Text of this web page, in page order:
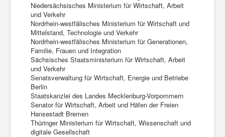
Niedersächsisches Ministerium für Wirtschaft, Arbeit
und Verkehr
Nordrhein-westfälisches Ministerium für Wirtschaft und
Mittelstand, Technologie und Verkehr
Nordrhein-westfälisches Ministerium für Generationen,
Familie, Frauen und Integration
Sächsisches Staatsministerium für Wirtschaft, Arbeit
und Verkehr
Senatsverwaltung für Wirtschaft, Energie und Betriebe
Berlin
Staatskanzlei des Landes Mecklenburg-Vorpommern
Senator für Wirtschaft, Arbeit und Häfen der Freien
Hansestadt Bremen
Thüringer Ministerium für Wirtschaft, Wissenschaft und
digitale Gesellschaft